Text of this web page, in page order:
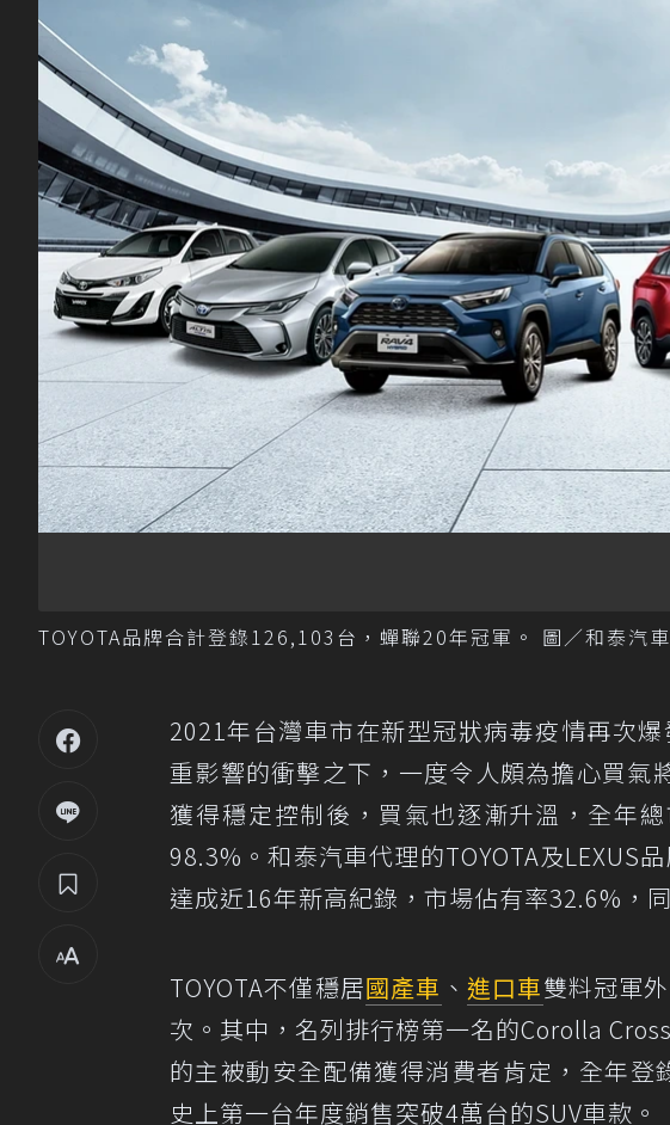
TOYOTA品牌合計登錄126,103台，蟬聯20年冠軍。 圖／和泰汽
2021年台灣車市在新型冠狀病毒疫情再次
重影響的衝擊之下，一度令人頗為擔心買氣
獲得穩定控制後，買氣也逐漸升溫，全年
98.3%。和泰汽車代理的TOYOTA及LEXUS
達成近16年新高紀錄，市場佔有率32.6%，
TOYOTA不僅穩居國產車 、 進口車雙料冠軍
次。其中，名列排行榜第一名的Corolla
的主被動安全配備獲得消費者肯定，全年登
史上第一台年度銷售突破4萬台的SUV車款。